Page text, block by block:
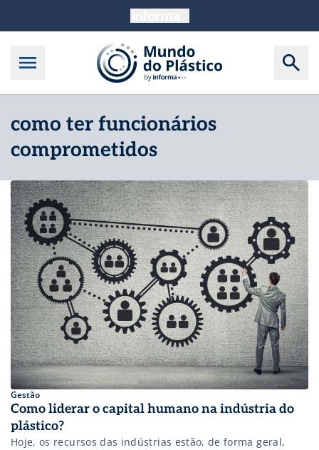
como ter funcionários
comprometidos
Gestão
Como liderar o capital humano na indústria do
plástico?
Hoje, os recursos das indústrias estão, de forma geral,